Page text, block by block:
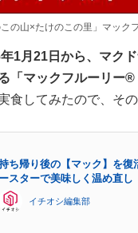
の山×たけのこの里」マック
1月21日から、マク
「マックフルーリー
食してみたので、そ
ち帰り後の【マック】を復
ースターで美味しく温め直し
イチオシ編集部